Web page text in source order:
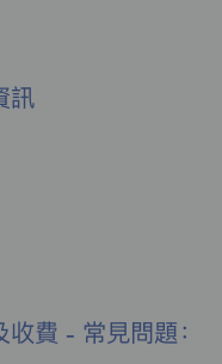
訊
費 - 常見問題：